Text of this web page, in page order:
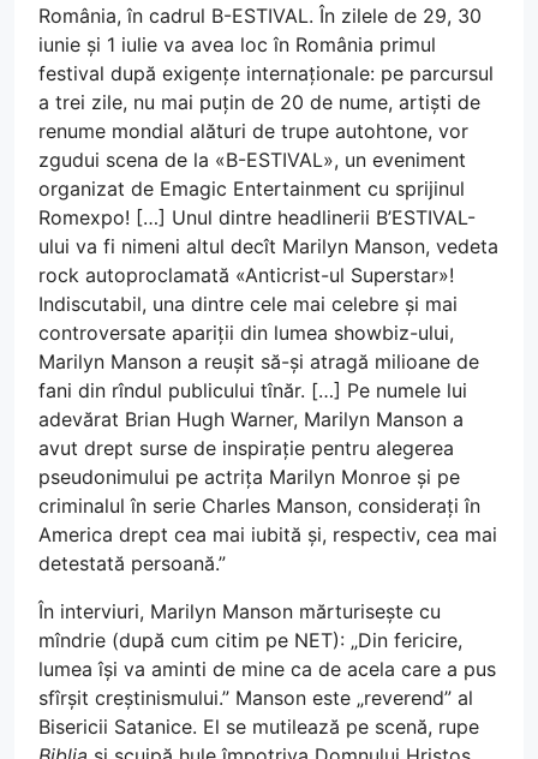
România, în cadrul B-ESTIVAL. În zilele de 29, 30
iunie și 1 iulie va avea loc în România primul
festival după exigențe internaționale: pe parcursul
a trei zile, nu mai puțin de 20 de nume, artiști de
renume mondial alături de trupe autohtone, vor
zgudui scena de la «B-ESTIVAL», un eveniment
organizat de Emagic Entertainment cu sprijinul
Romexpo! […] Unul dintre headlinerii B’ESTIVAL-
ului va fi nimeni altul decît Marilyn Manson, vedeta
rock autoproclamată «Anticrist-ul Superstar»!
Indiscutabil, una dintre cele mai celebre și mai
controversate apariții din lumea showbiz-ului,
Marilyn Manson a reușit să-și atragă milioane de
fani din rîndul publicului tînăr. […] Pe numele lui
adevărat Brian Hugh Warner, Marilyn Manson a
avut drept surse de inspirație pentru alegerea
pseudonimului pe actrița Marilyn Monroe și pe
criminalul în serie Charles Manson, considerați în
America drept cea mai iubită și, respectiv, cea mai
detestată persoană.”
În interviuri, Marilyn Manson mărturisește cu
mîndrie (după cum citim pe NET): „Din fericire,
lumea își va aminti de mine ca de acela care a pus
sfîrșit creștinismului.” Manson este „reverend” al
Bisericii Satanice. El se mutilează pe scenă, rupe